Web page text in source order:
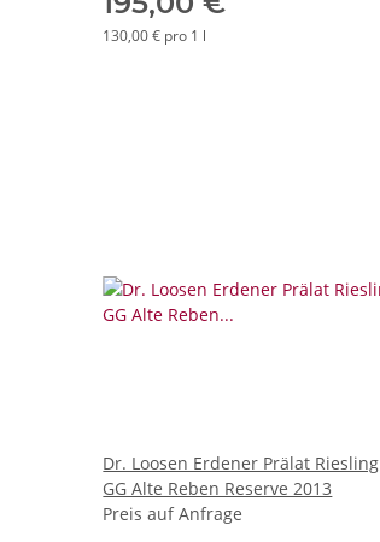
130,00 € pro 1 l
Dr. Loosen Erdener Prälat Riesling
GG Alte Reben Reserve 2013
Preis auf Anfrage